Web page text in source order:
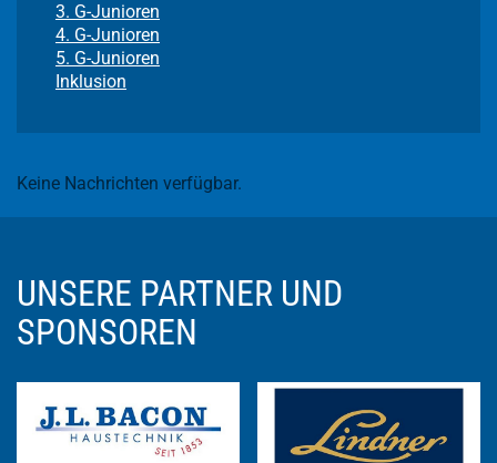
3. G-Junioren
4. G-Junioren
5. G-Junioren
Inklusion
Keine Nachrichten verfügbar.
UNSERE PARTNER UND
SPONSOREN